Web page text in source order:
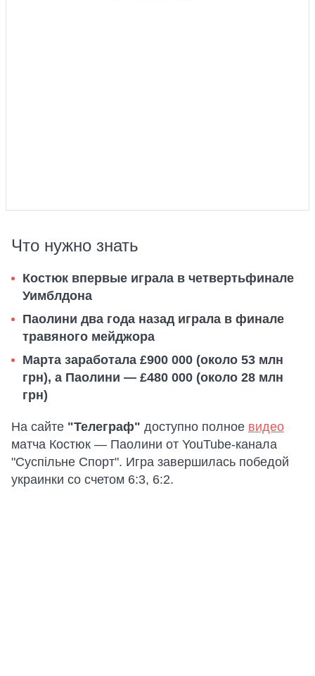
Что нужно знать
Костюк впервые играла в четвертьфинале
Уимблдона
Паолини два года назад играла в финале
травяного мейджора
Марта заработала £900 000 (около 53 млн
грн), а Паолини — £480 000 (около 28 млн
грн)
На сайте "Телеграф" доступно полное видео
матча Костюк — Паолини от YouTube-канала
"Суспільне Спорт". Игра завершилась победой
украинки со счетом 6:3, 6:2.